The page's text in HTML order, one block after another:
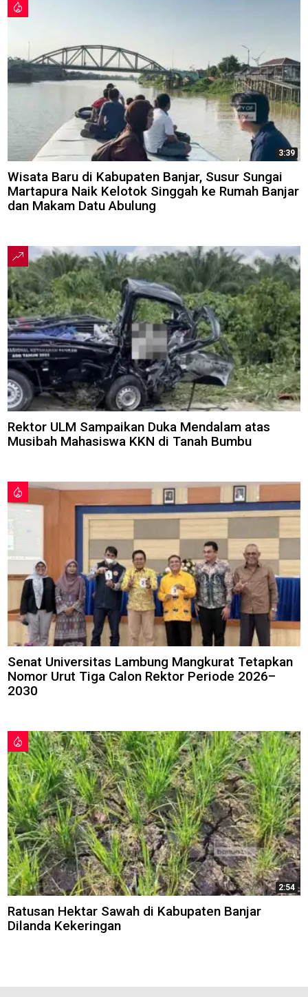
3:39
Wisata Baru di Kabupaten Banjar, Susur Sungai
Martapura Naik Kelotok Singgah ke Rumah Banjar
dan Makam Datu Abulung
Rektor ULM Sampaikan Duka Mendalam atas
Musibah Mahasiswa KKN di Tanah Bumbu
Senat Universitas Lambung Mangkurat Tetapkan
Nomor Urut Tiga Calon Rektor Periode 2026–
2030
2:54
Ratusan Hektar Sawah di Kabupaten Banjar
Dilanda Kekeringan